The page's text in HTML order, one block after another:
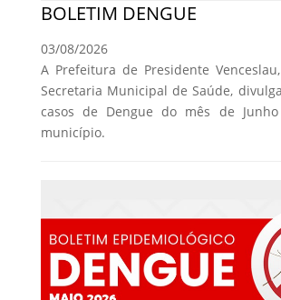
BOLETIM DENGUE
03/08/2026
A Prefeitura de Presidente
Secretaria Municipal de Saúde,
casos de Dengue do mês de
município.